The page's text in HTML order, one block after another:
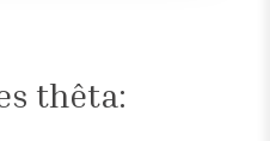
thêta: